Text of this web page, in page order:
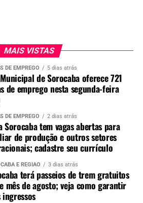
MAIS VISTAS
DE EMPREGO 5 dias atrás
Municipal de Sorocaba oferece 721
de emprego nesta segunda-feira
DE EMPREGO 2 dias atrás
Sorocaba tem vagas abertas para
de produção e outros setores
cadastre seu currículo
E REGIÃO 3 dias atrás
terá passeios de trem gratuitos
mês de agosto; veja como garantir
ingressos